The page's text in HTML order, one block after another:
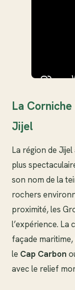
La
Jijel
La région de
plus
son nom de la
rochers
proximité, les
l’expérience. La
façade
le Cap Carbon
avec le relief